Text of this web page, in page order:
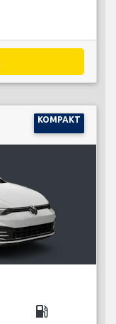
KOMPAKT
local_gas_station